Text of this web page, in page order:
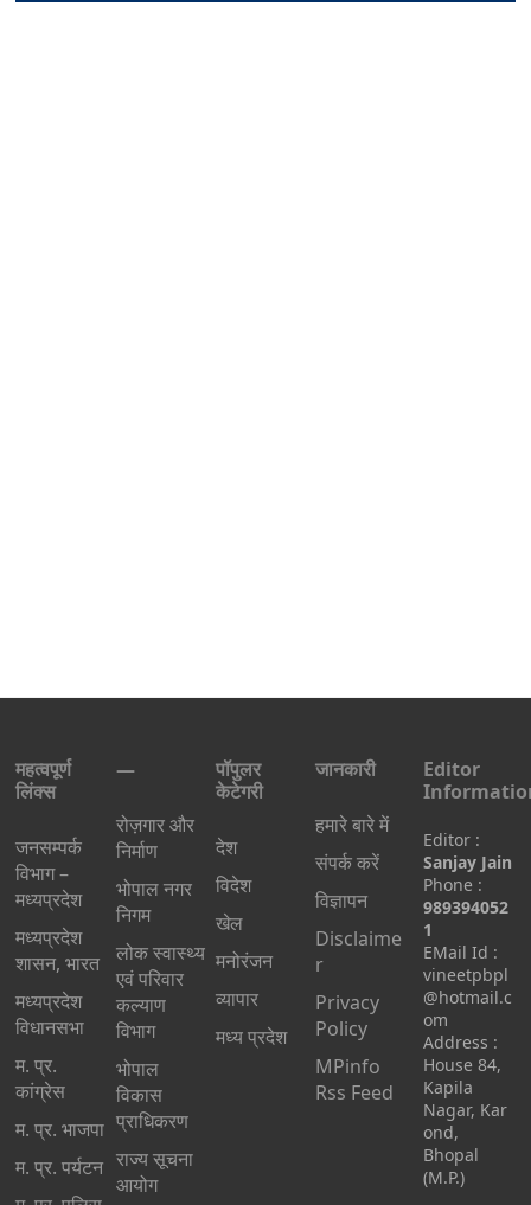
महत्वपूर्ण
लिंक्स
जनसम्पर्क
विभाग –
मध्यप्रदेश
मध्यप्रदेश
शासन, भारत
मध्‍यप्रदेश
विधानसभा
म. प्र.
कांग्रेस
म. प्र. भाजपा
म. प्र. पर्यटन
—
रोज़गार और
निर्माण
भोपाल नगर
निगम
लोक स्वास्थ्य
एवं परिवार
कल्याण
विभाग
भोपाल
विकास
प्राधिकरण
राज्य सूचना
आयोग
पॉपुलर
केटेगरी
देश
विदेश
खेल
मनोरंजन
व्यापार
मध्य प्रदेश
जानकारी
हमारे बारे में
संपर्क करें
विज्ञापन
Disclaime
r
Privacy
Policy
MPinfo
Rss Feed
Editor
Editor :
Sanjay Jain
Phone :
989394052
1
EMail Id :
vineetpbpl
@hotmail.c
om
Address :
House 84,
Kapila
Nagar, Kar
ond,
Bhopal
(M.P.)